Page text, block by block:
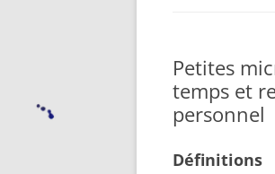
Petites
temps et
personnel
Définitions